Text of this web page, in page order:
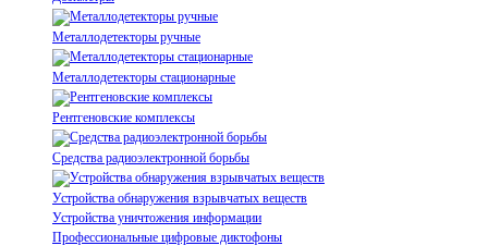
Металлодетекторы ручные
Металлодетекторы стационарные
Рентгеновские комплексы
Средства радиоэлектронной борьбы
Устройства обнаружения взрывчатых веществ
Устройства уничтожения информации
Профессиональные цифровые диктофоны